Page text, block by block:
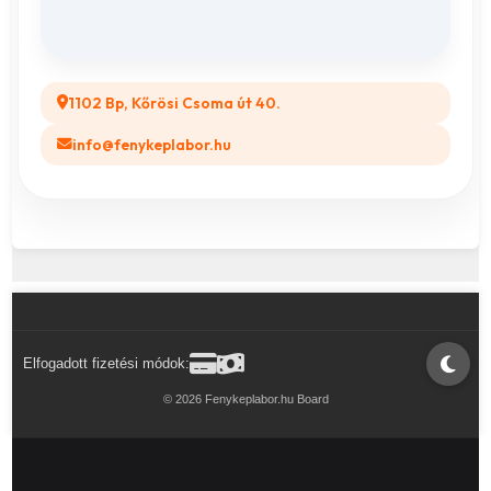
1102 Bp, Kőrösi Csoma út 40.
info@fenykeplabor.hu
Elfogadott fizetési módok:
© 2026 Fenykeplabor.hu Board